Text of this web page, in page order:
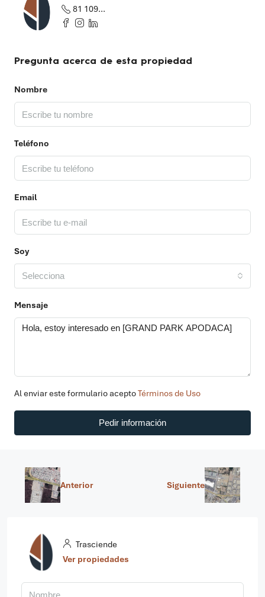
81 1097 2655
Pregunta acerca de esta propiedad
Nombre
Teléfono
Email
Soy
Selecciona
Mensaje
Al enviar este formulario aceptoTérminos de Uso
Pedir información
Anterior Siguiente
Trasciende
Ver propiedades